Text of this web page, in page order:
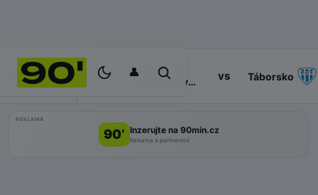
👤
PROGRAM 14:30
Baník
Ostrava
vs Táborsko
REKLAMA
90’ Inzerujte na 90min.cz
Reklama a partnerství